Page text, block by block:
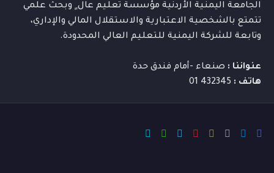
الجامعة اليمنية الأردنية مؤسسة تعليم عال ٍ وبحث علمي
تتمتع بالشخصية الاعتبارية والاستقلال المالي والإداري،
وتابعة للشركة اليمنية للتعليم العالي المحدودة.
عنواننا : صنعاء -أمام فندق حدة
هاتف :